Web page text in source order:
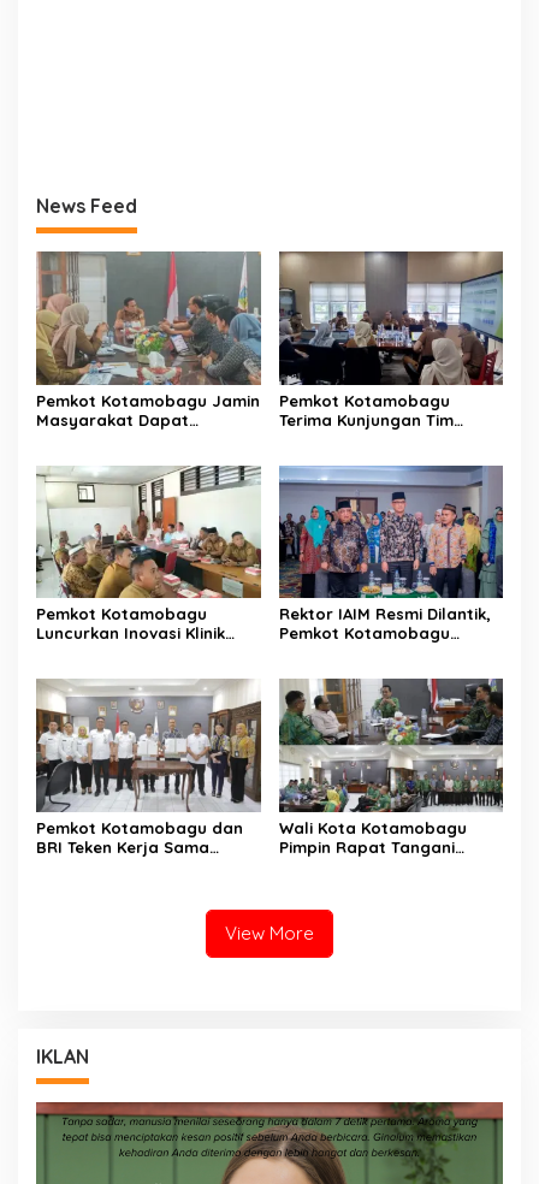
News Feed
Pemkot Kotamobagu Jamin
Masyarakat Dapat
Pemkot Kotamobagu
Terima Kunjungan Tim
Pemkot Kotamobagu
Luncurkan Inovasi Klinik
Rektor IAIM Resmi Dilantik,
Pemkot Kotamobagu
Pemkot Kotamobagu dan
BRI Teken Kerja Sama
Wali Kota Kotamobagu
Pimpin Rapat Tangani
View More
IKLAN